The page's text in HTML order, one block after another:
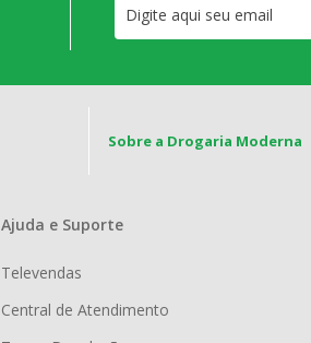
Sobre a Drogaria Moderna
Ajuda e Suporte
Televendas
Central de Atendimento